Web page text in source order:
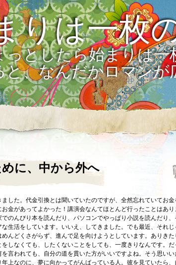
りは一枚
としたら始まりは
、なんだかロマン
に、中から外へ
した。代金引換とは聞いていたのですが、全然忘れていてお
金があってよかった！講演会なんてほとんど行ったことはあ
のんびり本を読んだり、パソコンでやっぱり小説を読んだり、
生活をしています。いいえ、してきました。でも最近、それじ
んどくさがらず、進んで足を向けようとしています。ありき
しなくても、したくないことをしても、一度きりなんです。だ
言われても、自分の道を貫いた方がいいですよね。そう思いい
上なのに、夢に向かってがんばっている人。彼を見ていたら、